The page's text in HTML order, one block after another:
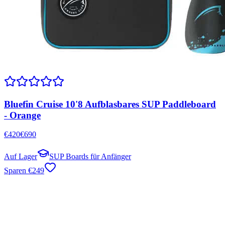
Bluefin Cruise 10'8 Aufblasbares SUP Paddleboard
- Orange
€420€690
Auf Lager
SUP Boards für Anfänger
Sparen €249